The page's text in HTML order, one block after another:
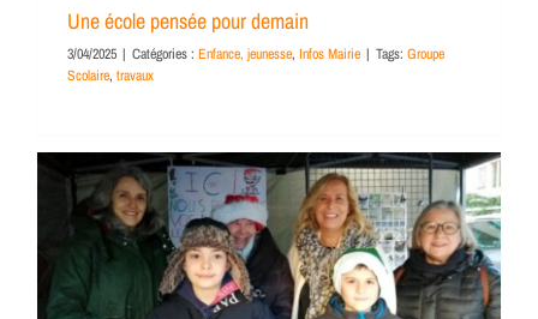
Une école pensée pour demain
3/04/2025 | Catégories : Enfance, jeunesse, Infos Mairie | Tags: Groupe
Scolaire, travaux